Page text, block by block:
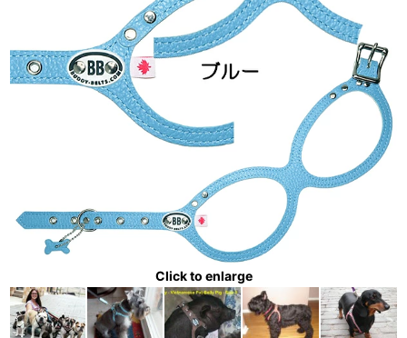
Click to enlarge